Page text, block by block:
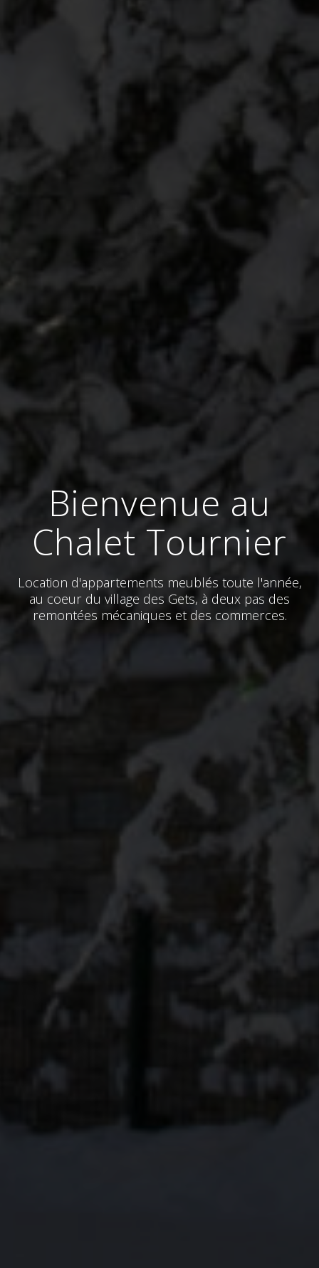
Bienvenue au
Chalet Tournier
Location d'appartements meublés toute l'année,
au coeur du village des Gets, à deux pas des
remontées mécaniques et des commerces.